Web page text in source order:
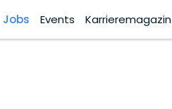
Jobs Events Karrieremagazin